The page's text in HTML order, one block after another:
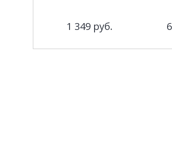
1 349 руб.